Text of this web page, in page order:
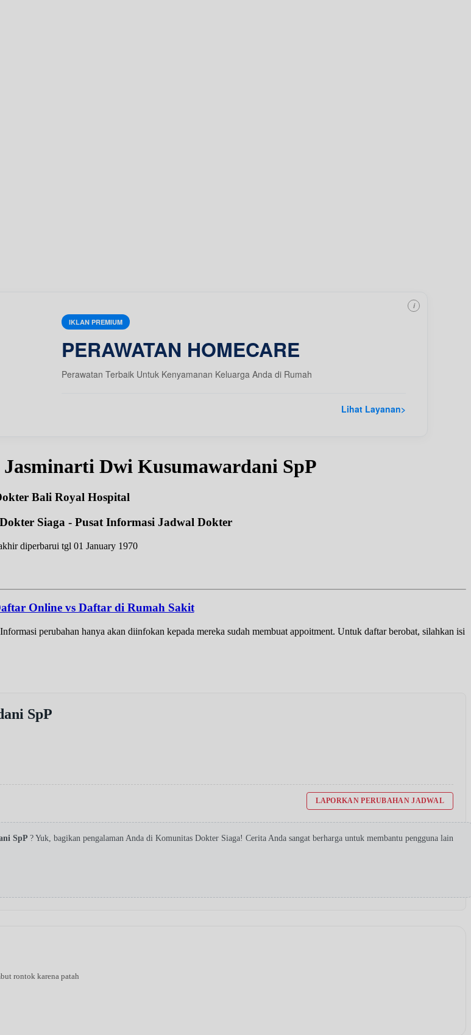
IKLAN PREMIUM
PERAWATAN HOMECARE
Perawatan Terbaik Untuk Kenyamanan Keluarga Anda di Rumah
Lihat Layanan>
i
Dwi Kusumawardani SpP
Bali Royal Hospital
Siaga - Pusat Informasi Jadwal Dokter
diperbarui tgl 01 January 1970
Online vs Daftar di Rumah Sakit
perubahan hanya akan diinfokan kepada mereka sudah membuat appoitment. Untuk daftar berobat, silahkan isi
SpP
LAPORKAN PERUBAHAN JADWAL
SpP ? Yuk, bagikan pengalaman Anda di Komunitas Dokter Siaga! Cerita Anda sangat berharga untuk membantu pengguna lain
rontok karena patah